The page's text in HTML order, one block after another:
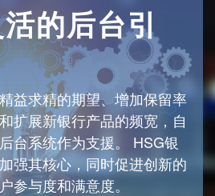
的后台引
益求精的期望、增加保留率
扩展新银行产品的频宽，自
台系统作为支援。 HSG银
强其核心，同时促进创新的
参与度和满意度。